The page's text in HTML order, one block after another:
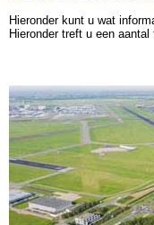
Hieronder kunt u wat
Hieronder treft u een